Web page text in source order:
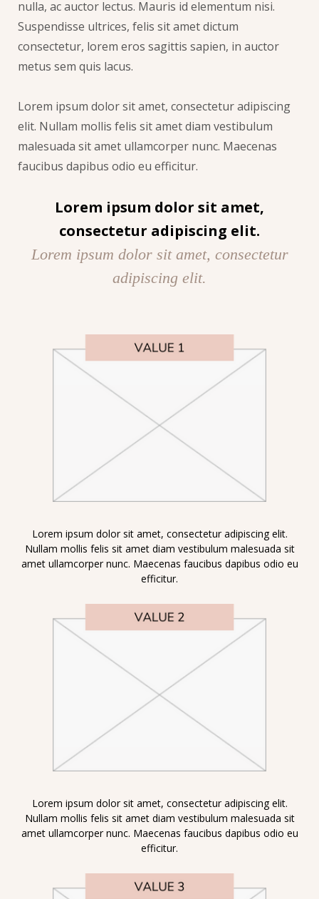
nulla, ac auctor lectus. Mauris id elementum nisi.
Suspendisse ultrices, felis sit amet dictum
consectetur, lorem eros sagittis sapien, in auctor
metus sem quis lacus.
Lorem ipsum dolor sit amet, consectetur adipiscing
elit. Nullam mollis felis sit amet diam vestibulum
malesuada sit amet ullamcorper nunc. Maecenas
faucibus dapibus odio eu efficitur.
Lorem ipsum dolor sit amet,
consectetur adipiscing elit.
Lorem ipsum dolor sit amet, consectetur
adipiscing elit.
Lorem ipsum dolor sit amet, consectetur adipiscing elit.
Nullam mollis felis sit amet diam vestibulum malesuada sit
amet ullamcorper nunc. Maecenas faucibus dapibus odio eu
efficitur.
Lorem ipsum dolor sit amet, consectetur adipiscing elit.
Nullam mollis felis sit amet diam vestibulum malesuada sit
amet ullamcorper nunc. Maecenas faucibus dapibus odio eu
efficitur.